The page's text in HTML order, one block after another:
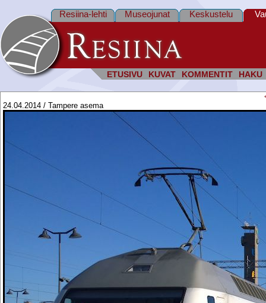
ETUSIVU KUVAT KOMMENTIT HAKU
Resiina-lehti Museojunat Keskustelu
24.04.2014 / Tampere asema